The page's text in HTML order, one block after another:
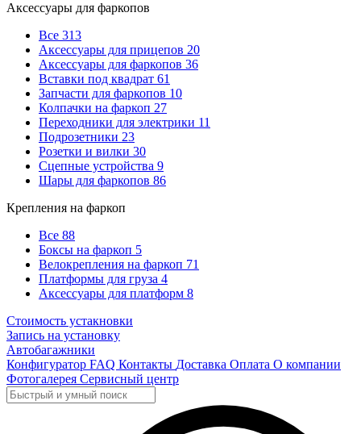
Аксессуары для фаркопов
Все 313
Аксессуары для прицепов 20
Аксессуары для фаркопов 36
Вставки под квадрат 61
Запчасти для фаркопов 10
Колпачки на фаркоп 27
Переходники для электрики 11
Подрозетники 23
Розетки и вилки 30
Сцепные устройства 9
Шары для фаркопов 86
Крепления на фаркоп
Все 88
Боксы на фаркоп 5
Велокрепления на фаркоп 71
Платформы для груза 4
Аксессуары для платформ 8
Стоимость устакновки
Запись на установку
Автобагажники
Конфигуратор FAQ Контакты Доставка Оплата О компании
Фотогалерея Сервисный центр